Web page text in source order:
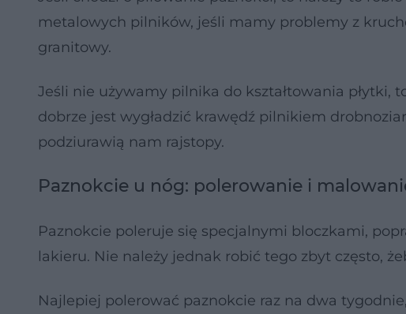
metalowych pilników, jeśli mamy problemy z
granitowy.
Jeśli nie używamy pilnika do kształtowania płytki,
dobrze jest wygładzić krawędź pilnikiem
podziurawią nam rajstopy.
Paznokcie u nóg: polerowanie i
Paznokcie poleruje się specjalnymi bloczkami,
lakieru. Nie należy jednak robić tego zbyt często,
Najlepiej polerować paznokcie raz na dwa